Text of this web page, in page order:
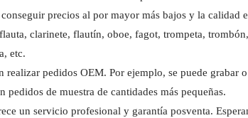
precios al por mayor más bajos y la
clarinete, flautín, oboe, fagot, trompeta,
etc.
realizar pedidos OEM. Por ejemplo, se puede
pedidos de muestra de cantidades más pequeñas.
un servicio profesional y garantía posventa.